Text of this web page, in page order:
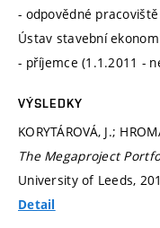
- odpovědné
Ústav stavební
- příjemce (1.1.2011 -
VÝSLEDKY
KORYTÁROVÁ, J.;
The Megaproject
University of Leeds,
Detail